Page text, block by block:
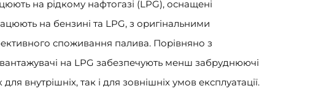
на рідкому нафтогазі (LPG), оснащені
на бензині та LPG, з оригінальними
споживання палива. Порівняно з
на LPG забезпечують менш забруднюючі
внутрішніх, так і для зовнішніх умов експлуатації.